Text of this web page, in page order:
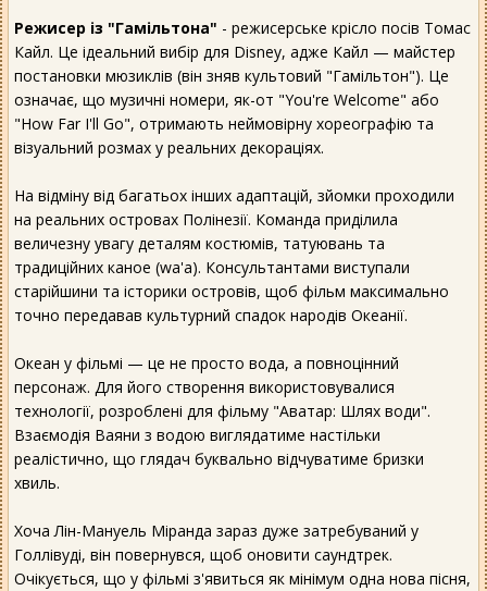
Режисер із "Гамільтона" - режисерське крісло посів Томас
Кайл. Це ідеальний вибір для Disney, адже Кайл — майстер
постановки мюзиклів (він зняв культовий "Гамільтон"). Це
означає, що музичні номери, як-от "You're Welcome" або
"How Far I'll Go", отримають неймовірну хореографію та
візуальний розмах у реальних декораціях.
На відміну від багатьох інших адаптацій, зйомки проходили
на реальних островах Полінезії. Команда приділила
величезну увагу деталям костюмів, татуювань та
традиційних каное (wa'a). Консультантами виступали
старійшини та історики островів, щоб фільм максимально
точно передавав культурний спадок народів Океанії.
Океан у фільмі — це не просто вода, а повноцінний
персонаж. Для його створення використовувалися
технології, розроблені для фільму "Аватар: Шлях води".
Взаємодія Ваяни з водою виглядатиме настільки
реалістично, що глядач буквально відчуватиме бризки
хвиль.
Хоча Лін-Мануель Міранда зараз дуже затребуваний у
Голлівуді, він повернувся, щоб оновити саундтрек.
Очікується, що у фільмі з'явиться як мінімум одна нова пісня,